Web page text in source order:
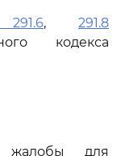
, 291.8
кодекса
жалобы для